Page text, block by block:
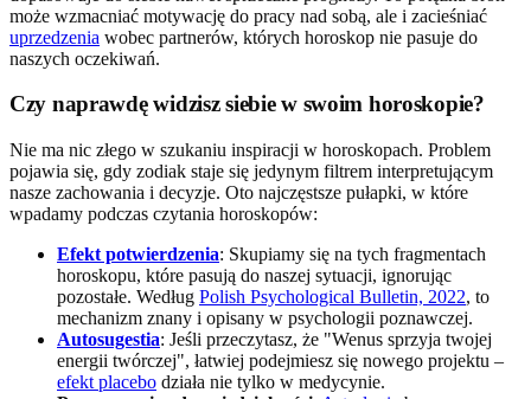
może wzmacniać motywację do pracy nad sobą, ale i zacieśniać
uprzedzenia wobec partnerów, których horoskop nie pasuje do
naszych oczekiwań.
Czy naprawdę widzisz siebie w swoim horoskopie?
Nie ma nic złego w szukaniu inspiracji w horoskopach. Problem
pojawia się, gdy zodiak staje się jedynym filtrem interpretującym
nasze zachowania i decyzje. Oto najczęstsze pułapki, w które
wpadamy podczas czytania horoskopów:
Efekt potwierdzenia: Skupiamy się na tych fragmentach
horoskopu, które pasują do naszej sytuacji, ignorując
pozostałe. Według Polish Psychological Bulletin, 2022, to
mechanizm znany i opisany w psychologii poznawczej.
Autosugestia: Jeśli przeczytasz, że "Wenus sprzyja twojej
energii twórczej", łatwiej podejmiesz się nowego projektu –
efekt placebo działa nie tylko w medycynie.